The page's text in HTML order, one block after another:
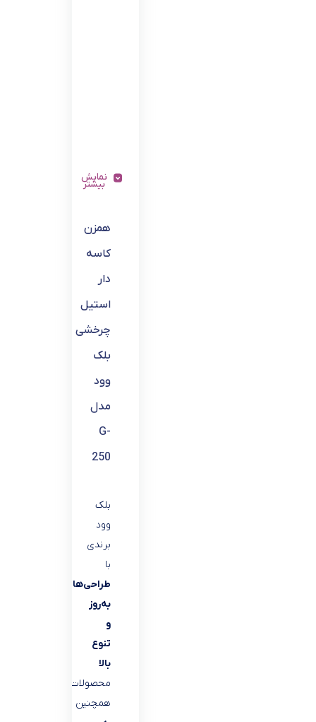
نمایش
بیشتر
همزن
کاسه
دار
استیل
چرخشی
بلک
وود
مدل
G-
250
بلک
وود
برندی
با
طراحی‌های
به‌روز
و
تنوع
بالا
محصولات
همچنین